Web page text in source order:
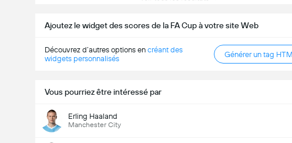
Ajoutez le widget des scores de la FA Cup à votre site Web
Découvrez d’autres options en créant des
widgets personnalisés
Générer un tag
Vous pourriez être intéressé par
Erling Haaland
Manchester City